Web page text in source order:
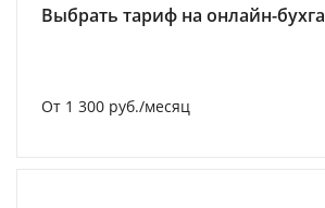
Выбрать тариф на онлайн-
От 1 300 руб./месяц